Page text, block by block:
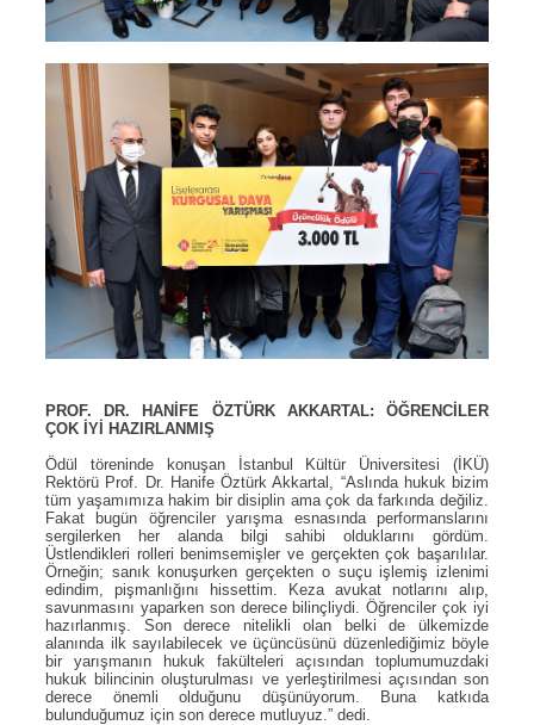
PROF. DR. HANİFE ÖZTÜRK AKKARTAL: ÖĞRENCİLER
ÇOK İYİ HAZIRLANMIŞ
Ödül töreninde konuşan İstanbul Kültür Üniversitesi (İKÜ)
Rektörü Prof. Dr. Hanife Öztürk Akkartal, “Aslında hukuk bizim
tüm yaşamımıza hakim bir disiplin ama çok da farkında değiliz.
Fakat bugün öğrenciler yarışma esnasında performanslarını
sergilerken her alanda bilgi sahibi olduklarını gördüm.
Üstlendikleri rolleri benimsemişler ve gerçekten çok başarılılar.
Örneğin; sanık konuşurken gerçekten o suçu işlemiş izlenimi
edindim, pişmanlığını hissettim. Keza avukat notlarını alıp,
savunmasını yaparken son derece bilinçliydi. Öğrenciler çok iyi
hazırlanmış. Son derece nitelikli olan belki de ülkemizde
alanında ilk sayılabilecek ve üçüncüsünü düzenlediğimiz böyle
bir yarışmanın hukuk fakülteleri açısından toplumumuzdaki
hukuk bilincinin oluşturulması ve yerleştirilmesi açısından son
derece önemli olduğunu düşünüyorum. Buna katkıda
bulunduğumuz için son derece mutluyuz.” dedi.